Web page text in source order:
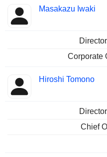
Masakazu Iwaki
Corporate
Hiroshi Tomono
Chief